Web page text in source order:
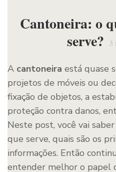
Cantoneira: o
serve? 3
A cantoneira está quase
projetos de móveis ou
fixação de objetos, a
proteção contra danos,
Neste post, você vai
que serve, quais são os
informações. Então
entender melhor o papel